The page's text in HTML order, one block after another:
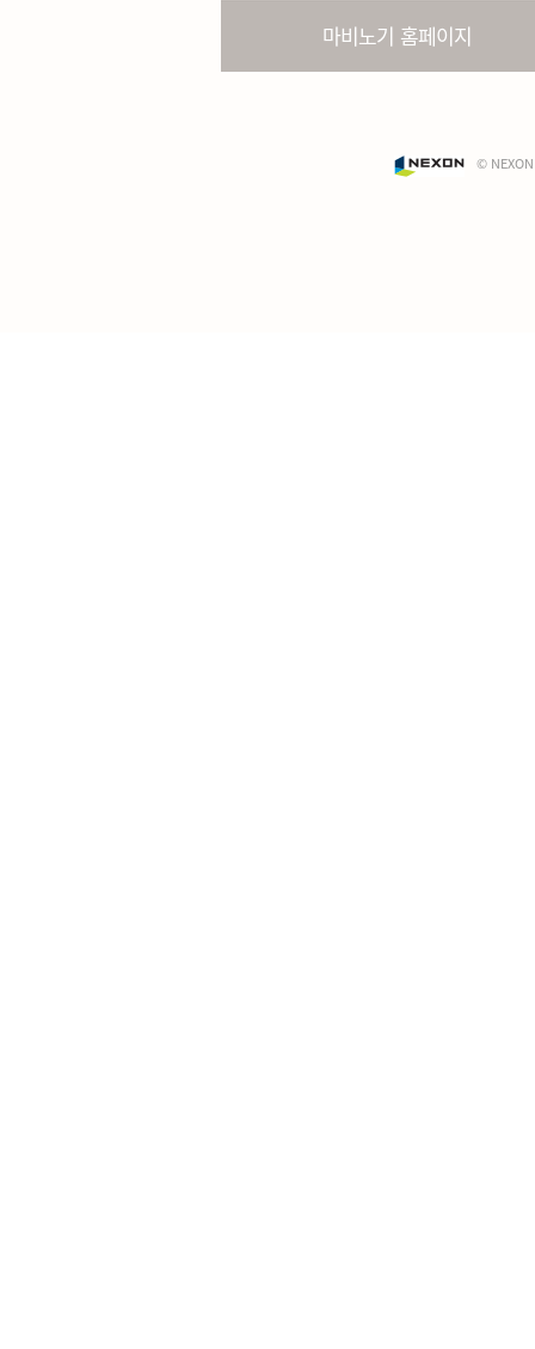
마비노기 홈페이지
©